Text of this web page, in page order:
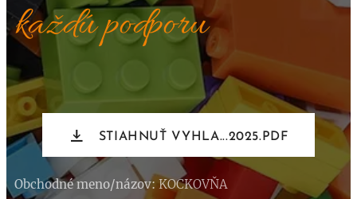
každú podporu
STIAHNUŤ VYHLA...2025.PDF
Obchodné meno/názov: KOCKOVŇA